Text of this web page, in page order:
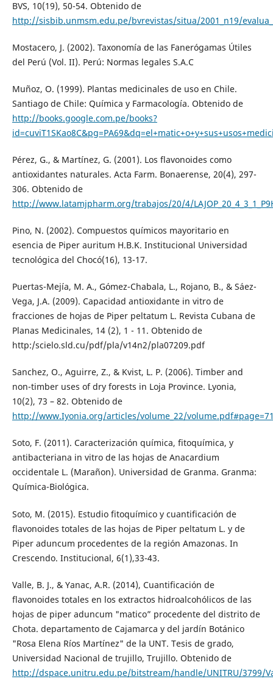
BVS, 10(19), 50-54. Obtenido de
http://sisbib.unmsm.edu.pe/bvrevistas/situa/2001_n19/
Mostacero, J. (2002). Taxonomía de las Fanerógamas Útiles
del Perú (Vol. II). Perú: Normas legales S.A.C
Muñoz, O. (1999). Plantas medicinales de uso en Chile.
Santiago de Chile: Química y Farmacología. Obtenido de
http://books.google.com.pe/books?
Pérez, G., & Martínez, G. (2001). Los flavonoides como
antioxidantes naturales. Acta Farm. Bonaerense, 20(4), 297-
306. Obtenido de
http://www.latamjpharm.org/trabajos/20/4/
Pino, N. (2002). Compuestos químicos mayoritario en
esencia de Piper auritum H.B.K. Institucional Universidad
tecnológica del Chocó(16), 13-17.
Puertas-Mejía, M. A., Gómez-Chabala, L., Rojano, B., & Sáez-
Vega, J.A. (2009). Capacidad antioxidante in vitro de
fracciones de hojas de Piper peltatum L. Revista Cubana de
Planas Medicinales, 14 (2), 1 - 11. Obtenido de
http:/scielo.sld.cu/pdf/pla/v14n2/pla07209.pdf
Sanchez, O., Aguirre, Z., & Kvist, L. P. (2006). Timber and
non-timber uses of dry forests in Loja Province. Lyonia,
10(2), 73 – 82. Obtenido de
http://www.Iyonia.org/articles/volume_22/
Soto, F. (2011). Caracterización química, fitoquímica, y
antibacteriana in vitro de las hojas de Anacardium
occidentale L. (Marañon). Universidad de Granma. Granma:
Química-Biológica.
Soto, M. (2015). Estudio fitoquímico y cuantificación de
flavonoides totales de las hojas de Piper peltatum L. y de
Piper aduncum procedentes de la región Amazonas. In
Crescendo. Institucional, 6(1),33-43.
Valle, B. J., & Yanac, A.R. (2014), Cuantificación de
flavonoides totales en los extractos hidroalcohólicos de las
hojas de piper aduncum "matico” procedente del distrito de
Chota. departamento de Cajamarca y del jardín Botánico
"Rosa Elena Ríos Martínez" de la UNT. Tesis de grado,
Universidad Nacional de trujillo, Trujillo. Obtenido de
http://dspace.unitru.edu.pe/bitstream/handle/UNITRU/3799/